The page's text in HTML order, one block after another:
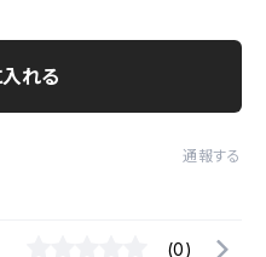
れる
通報する
(0)